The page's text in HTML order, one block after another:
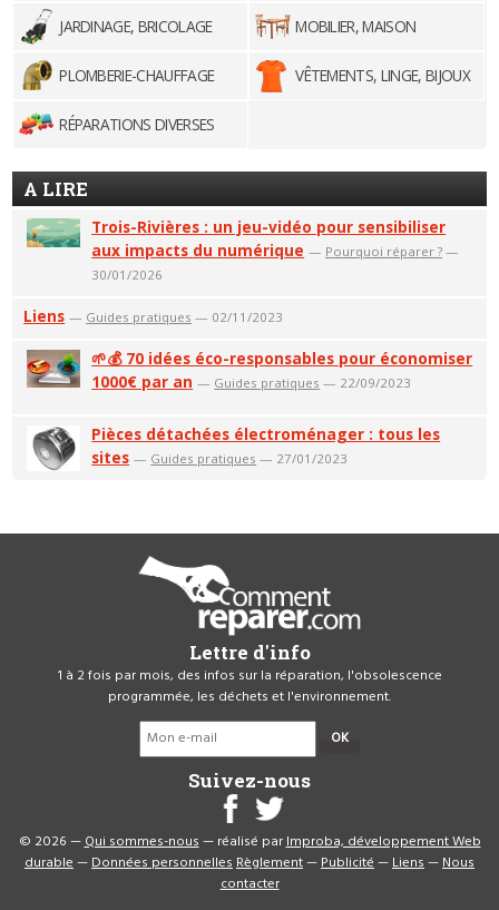
JARDINAGE, BRICOLAGE
MOBILIER, MAISON
PLOMBERIE-CHAUFFAGE VÊTEMENTS, LINGE, BIJOUX
RÉPARATIONS DIVERSES
A LIRE
Trois-Rivières : un jeu-vidéo pour sensibiliser
aux impacts du numérique — Pourquoi réparer ? —
30/01/2026
Liens — Guides pratiques — 02/11/2023
🌱💰 70 idées éco-responsables pour économiser
1000€ par an — Guides pratiques — 22/09/2023
Pièces détachées électroménager : tous les
sites — Guides pratiques — 27/01/2023
Lettre d'info
1 à 2 fois par mois, des infos sur la réparation, l'obsolescence
programmée, les déchets et l'environnement.
OK
Suivez-nous
© 2026 —Qui sommes-nous— réalisé parImproba, développement Web
durable—Données personnellesRèglement—Publicité—Liens—Nous
contacter